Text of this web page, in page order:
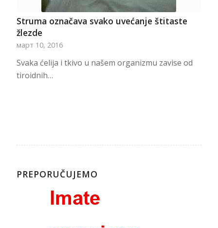
Struma označava svako uvećanje štitaste
žlezde
март 10, 2016
Svaka ćelija i tkivo u našem organizmu zavise od
tiroidnih…
PREPORUČUJEMO